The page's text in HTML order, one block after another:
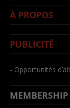
À PROPOS
PUBLICITÉ
- Opportunités
MEMBERSHIP